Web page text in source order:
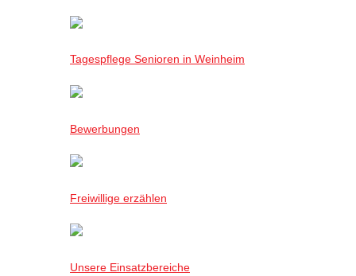
Tagespflege Senioren in Weinheim
Bewerbungen
Freiwillige erzählen
Unsere Einsatzbereiche